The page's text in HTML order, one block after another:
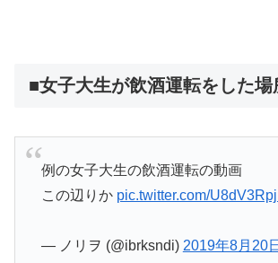
■女子大生が飲酒運転をした場
例の女子大生の飲酒運転の動画
この辺りか pic.twitter.com/
— ノリヲ (@ibrksndi) 2019年8月20日